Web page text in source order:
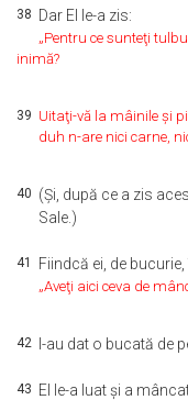
38 Dar El le-a zis:
„Pentru ce sunteţi
inimă?
39 Uitaţi-vă la mâinile şi
duh n-are nici carne,
40 (Şi, după ce a zis
Sale.)
41 Fiindcă ei, de
„Aveţi aici ceva de
42 I-au dat o bucată de
43 El le-a luat şi a